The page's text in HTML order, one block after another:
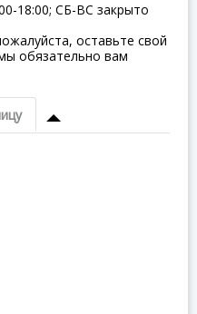
18:00; СБ-ВC закрыто
оставьте свой
обязательно вам